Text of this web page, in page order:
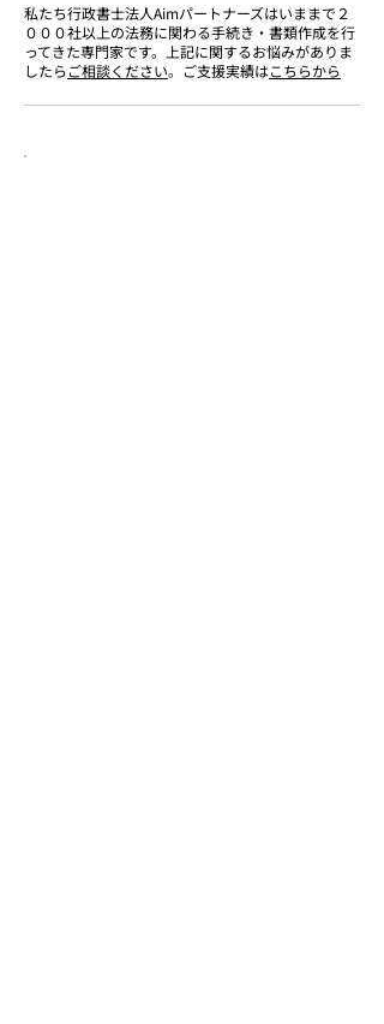
私たち行政書士法人Aimパートナーズはいままで２
０００社以上の法務に関わる手続き・書類作成を行
ってきた専門家です。上記に関するお悩みがありま
したらご相談ください。ご支援実績はこちらから